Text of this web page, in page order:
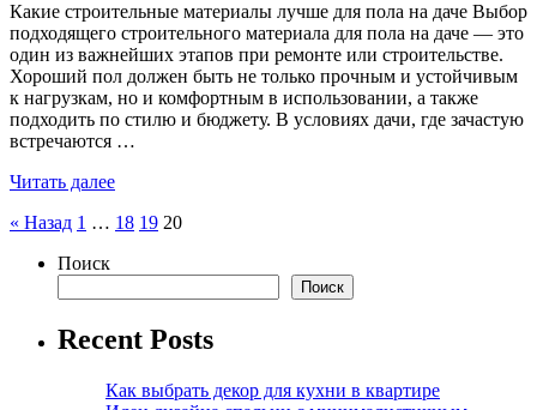
Какие строительные материалы лучше для пола на даче Выбор
подходящего строительного материала для пола на даче — это
один из важнейших этапов при ремонте или строительстве.
Хороший пол должен быть не только прочным и устойчивым
к нагрузкам, но и комфортным в использовании, а также
подходить по стилю и бюджету. В условиях дачи, где зачастую
встречаются …
Читать далее
Пагинация
записей
« Назад 1 … 18 19 20
Поиск
Поиск
Recent Posts
Как выбрать декор для кухни в квартире